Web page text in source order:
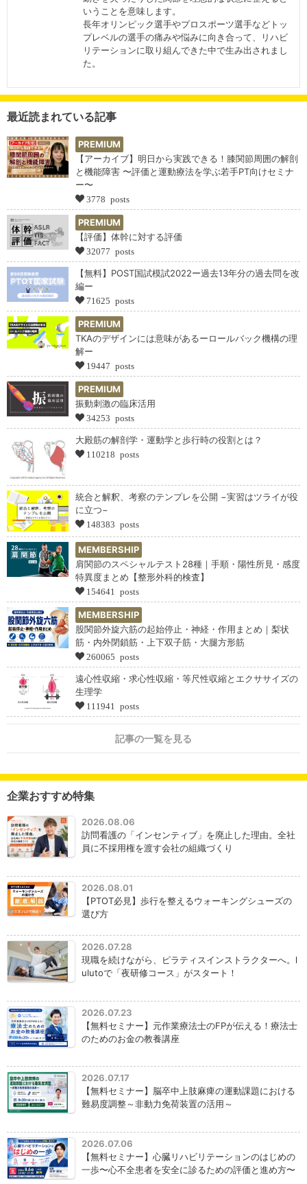
いうことを意味します。
長年オリンピック選手やプロスポーツ選手などトッ
プレベルの選手の痛みや悩みに向き合って、リハビ
リテーションに取り組んできた中で生み出されまし
た。
最近読まれている記事
PREMIUM
【アーカイブ】明日から実践できる！膝関節周囲の解剖
と機能障害 〜評価と運動療法を学ぶ若手PT向けセミナ
ー〜
3778 posts
PREMIUM
【評価】体幹に対する評価
32077 posts
【無料】POST国試模試2022ー過去13年分の過去問を改
編ー
71625 posts
PREMIUM
TKAのデザインには意味があるーロールバック機構の理
解ー
19447 posts
PREMIUM
振動刺激の臨床活用
34253 posts
大殿筋の解剖学・運動学と歩行時の役割とは？
110218 posts
統合と解釈、考察のテンプレを公開 −実習はツライが役
に立つ−
148383 posts
MEMBERSHIP
肩関節のスペシャルテスト28種｜手順・陽性所見・感度
特異度まとめ【整形外科的検査】
154641 posts
MEMBERSHIP
股関節外旋六筋の起始停止・神経・作用まとめ｜梨状
筋・内外閉鎖筋・上下双子筋・大腿方形筋
260065 posts
遠心性収縮・求心性収縮・等尺性収縮とエクササイズの
生理学
111941 posts
記事の一覧を見る
企業おすすめ特集
2026.08.06
訪問看護の「インセンティブ」を廃止した理由。全社
員に不採用権を渡す会社の組織づくり
2026.08.01
【PTOT必見】歩行を整えるウォーキングシューズの
選び方
2026.07.28
現職を続けながら、ピラティスインストラクターへ。l
ulutoで「夜研修コース」がスタート！
2026.07.23
【無料セミナー】元作業療法士のFPが伝える！療法士
のためのお金の教養講座
2026.07.17
【無料セミナー】脳卒中上肢麻痺の運動課題における
難易度調整～非動力免荷装置の活用～
2026.07.06
【無料セミナー】心臓リハビリテーションのはじめの
一歩〜心不全患者を安全に診るための評価と進め方〜